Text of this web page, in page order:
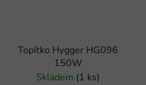
Topítko Hygger HG096
150W
Skladem (1 ks)